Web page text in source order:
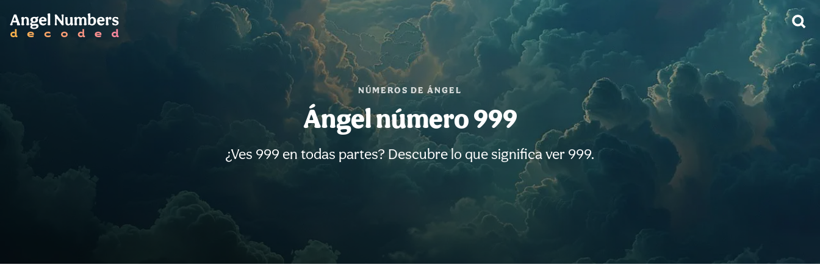
NÚMEROS DE ÁNGEL
Ángel número 999
¿Ves 999 en todas partes? Descubre lo que significa ver 999.